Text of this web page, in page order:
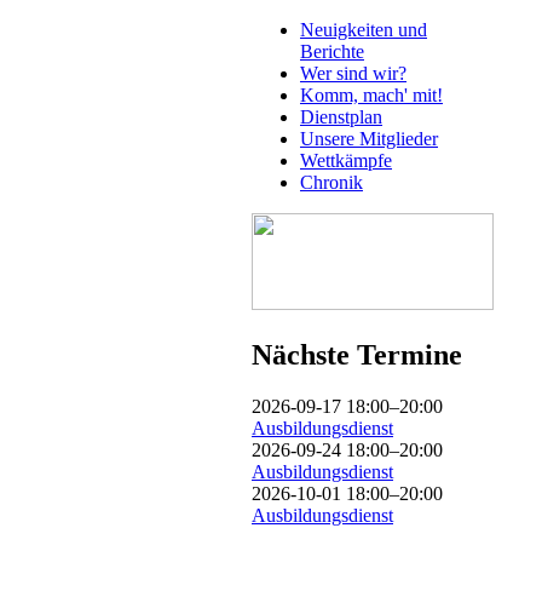
Neuigkeiten und
Berichte
Wer sind wir?
Komm, mach' mit!
Dienstplan
Unsere Mitglieder
Wettkämpfe
Chronik
Nächste Termine
2026-09-17 18:00–20:00
Ausbildungsdienst
2026-09-24 18:00–20:00
Ausbildungsdienst
2026-10-01 18:00–20:00
Ausbildungsdienst